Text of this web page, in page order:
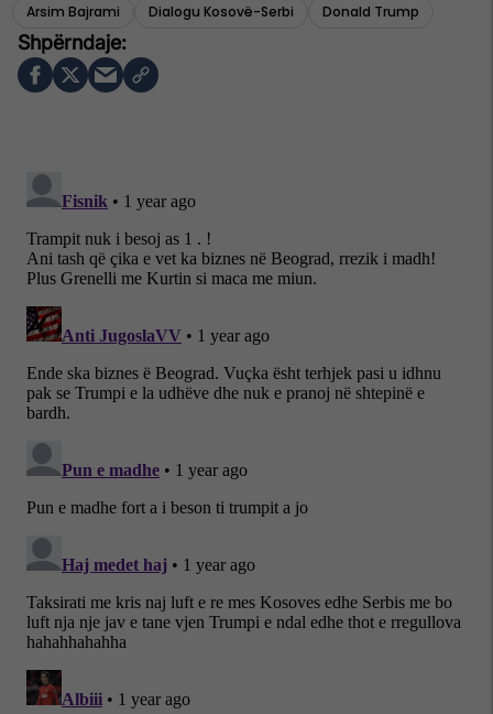
Arsim Bajrami Dialogu Kosovë-Serbi Donald Trump